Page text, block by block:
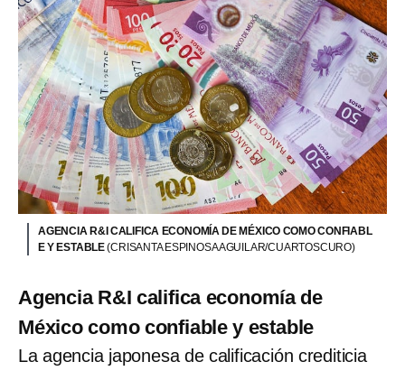
AGENCIA R&I CALIFICA ECONOMÍA DE MÉXICO COMO CONFIABL
E Y ESTABLE(CRISANTA ESPINOSA AGUILAR/CUARTOSCURO)
Agencia R&I califica economía de
México como confiable y estable
La agencia japonesa de calificación crediticia